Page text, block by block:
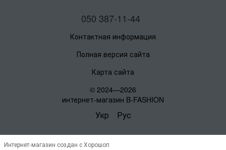
050 387-11-44
Контактная информация
Полная версия сайта
Карта сайта
© 2024—2026
интернет-магазин B-FASHION
Укр Рус
Интернет-магазин создан с Хорошоп